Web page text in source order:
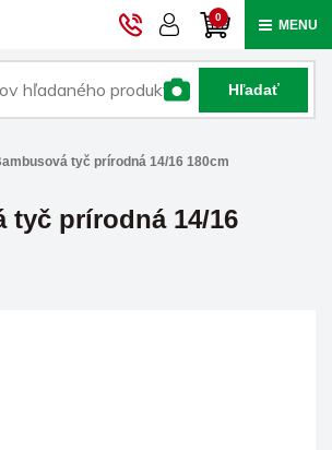
0 MENU
Hľadať
tyč prírodná 14/16 180cm
tyč prírodná 14/16